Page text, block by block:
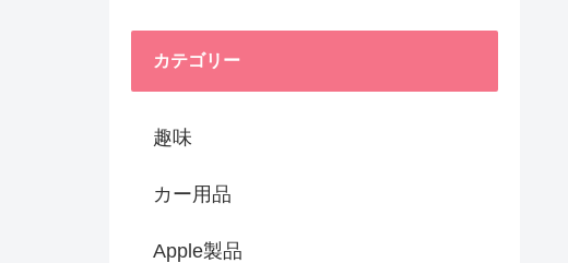
カテゴリー
趣味
カー用品
Apple製品